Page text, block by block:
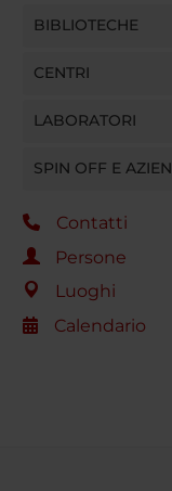
BIBLIOTECHE
CENTRI
LABORATORI
SPIN OFF E
Contatti
Persone
Luoghi
Calendario